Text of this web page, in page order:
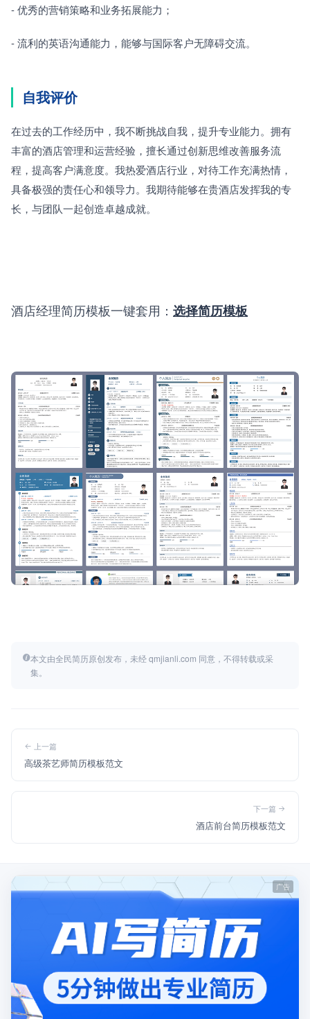
- 优秀的营销策略和业务拓展能力；
- 流利的英语沟通能力，能够与国际客户无障碍交流。
自我评价
在过去的工作经历中，我不断挑战自我，提升专业能力。拥有
丰富的酒店管理和运营经验，擅长通过创新思维改善服务流
程，提高客户满意度。我热爱酒店行业，对待工作充满热情，
具备极强的责任心和领导力。我期待能够在贵酒店发挥我的专
长，与团队一起创造卓越成就。
酒店经理简历模板一键套用： 选择简历模板
本文由全民简历原创发布，未经 qmjianli.com 同意，不得转载或采
集。
上一篇
高级茶艺师简历模板范文
下一篇
酒店前台简历模板范文